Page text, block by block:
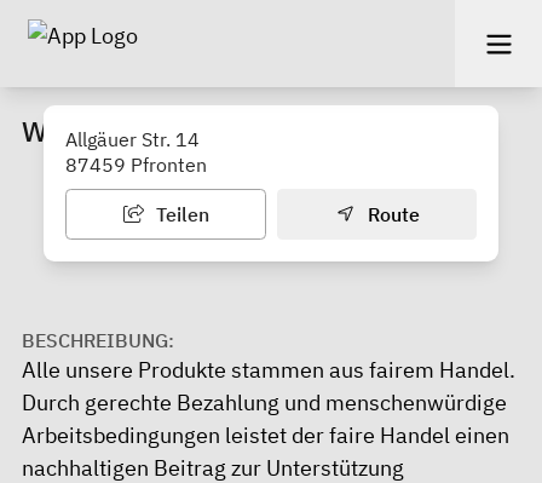
Weltladen Pfronten e.V.
Allgäuer Str. 14
87459 Pfronten
Teilen Route
BESCHREIBUNG:
Alle unsere Produkte stammen aus fairem Handel.
Durch gerechte Bezahlung und menschenwürdige
Arbeitsbedingungen leistet der faire Handel einen
nachhaltigen Beitrag zur Unterstützung